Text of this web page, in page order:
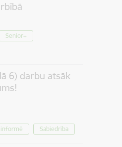
Senior+
6) darbu atsāk
informē
Sabiedrība